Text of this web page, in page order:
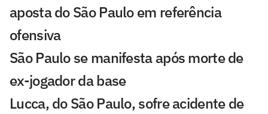
aposta do São Paulo em referência
ofensiva
São Paulo se manifesta após morte de
ex-jogador da base
Lucca, do São Paulo, sofre acidente de